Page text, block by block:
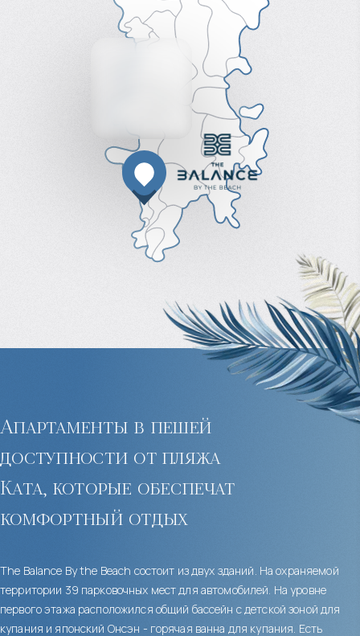
Апартаменты в пешей
доступности от пляжа
Ката, которые обеспечат
комфортный отдых
The Balance By the Beach состоит из двух зданий. На охраняемой
территории 39 парковочных мест для автомобилей. На уровне
первого этажа расположился общий бассейн с детской зоной для
купания и японский Онсэн - горячая ванна для купания. Есть